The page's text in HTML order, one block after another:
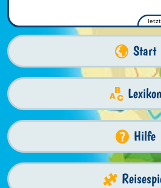
Start
Lexikon
Hilfe